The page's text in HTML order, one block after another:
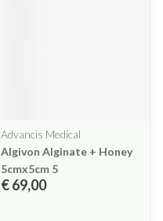
Advancis Medical
Algivon Alginate + Honey
5cmx5cm 5
€ 69,00